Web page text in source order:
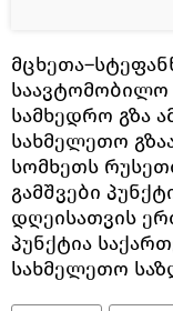
საავტომობილო
სამხედრო გზა
სახმელეთო
სომხეთს
გამშვები
დღეისათვის
პუნქტია
სახმელეთო